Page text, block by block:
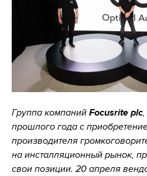
Группа компаний Focusrite plc
прошлого года с
производителя
на инсталляционный рынок,
свои позиции. 20 апреля